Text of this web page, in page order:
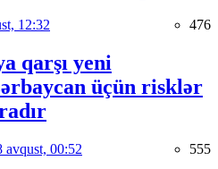
12:32 476
qarşı yeni
üçün risklər
avqust, 00:52 555